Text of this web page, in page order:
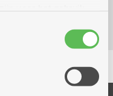
nodig. Sommige
partijen die een
gebruik van onze